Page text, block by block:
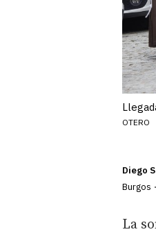
OTERO
Diego
Burgos
La